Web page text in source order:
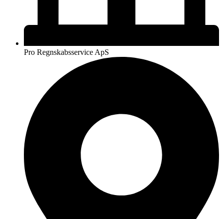
Pro Regnskabsservice ApS